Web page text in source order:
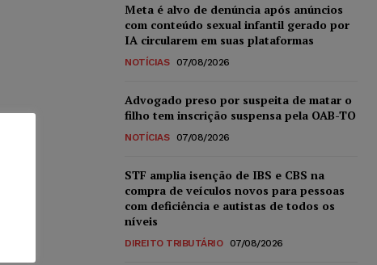
Meta é alvo de denúncia após anúncios
com conteúdo sexual infantil gerado por
IA circularem em suas plataformas
NOTÍCIAS 07/08/2026
Advogado preso por suspeita de matar o
filho tem inscrição suspensa pela OAB-TO
NOTÍCIAS 07/08/2026
STF amplia isenção de IBS e CBS na
compra de veículos novos para pessoas
com deficiência e autistas de todos os
níveis
DIREITO TRIBUTÁRIO 07/08/2026